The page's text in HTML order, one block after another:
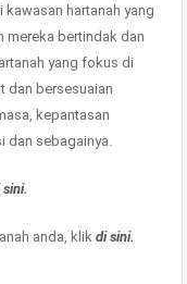
kawasan hartanah yang
mereka bertindak dan
yang fokus di
dan bersesuaian
kepantasan
dan sebagainya.
sini.
anda, klik di sini.